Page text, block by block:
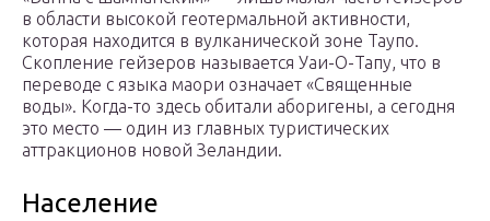
в области высокой геотермальной активности,
которая находится в вулканической зоне Таупо.
Скопление гейзеров называется Уаи-О-Тапу, что в
переводе с языка маори означает «Священные
воды». Когда-то здесь обитали аборигены, а сегодня
это место — один из главных туристических
аттракционов новой Зеландии.
Население